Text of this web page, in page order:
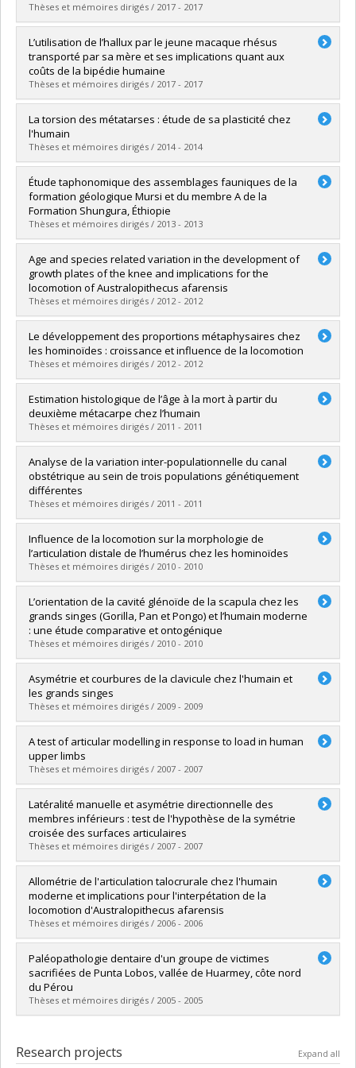
Grade :Ph. D.
Lien vers le document dans Papyrus
Thèses et mémoires dirigés / 2017 - 2017
Graduate :Borgel, Sarah
Cycle :Master's
Grade :M. Sc.
Lien vers le document dans Papyrus
L’utilisation de l’hallux par le jeune macaque rhésus
transporté par sa mère et ses implications quant aux
coûts de la bipédie humaine
Thèses et mémoires dirigés / 2017 - 2017
Graduate :Marcoz-Fellay, Cécile
Cycle :Master's
Grade :M. Sc.
Lien vers le document dans Papyrus
La torsion des métatarses : étude de sa plasticité chez
l'humain
Thèses et mémoires dirigés / 2014 - 2014
Graduate :Forgues-Marceau, Judith
Cycle :Master's
Grade :M. Sc.
Lien vers le document dans Papyrus
Étude taphonomique des assemblages fauniques de la
formation géologique Mursi et du membre A de la
Formation Shungura, Éthiopie
Thèses et mémoires dirigés / 2013 - 2013
Graduate :Dumouchel, Laurence
Cycle : Master's
Grade :M. Sc.
Lien vers le document dans Papyrus
Age and species related variation in the development of
growth plates of the knee and implications for the
locomotion of Australopithecus afarensis
Thèses et mémoires dirigés / 2012 - 2012
Graduate :Makarov, Sophie
Cycle :Master's
Grade :M. Sc.
Lien vers le document dans Papyrus
Le développement des proportions métaphysaires chez
les hominoïdes : croissance et influence de la locomotion
Thèses et mémoires dirigés / 2012 - 2012
Graduate :Puech, Marine
Cycle :Master's
Grade :M. Sc.
Lien vers le document dans Papyrus
Estimation histologique de l’âge à la mort à partir du
deuxième métacarpe chez l’humain
Thèses et mémoires dirigés / 2011 - 2011
Graduate :Raguin, Emeline
Cycle :Master's
Grade :M. Sc.
Lien vers le document dans Papyrus
Analyse de la variation inter-populationnelle du canal
obstétrique au sein de trois populations génétiquement
différentes
Thèses et mémoires dirigés / 2011 - 2011
Graduate :Singh, Rajit K.
Cycle :Master's
Grade :M. Sc.
Lien vers le document dans Papyrus
Influence de la locomotion sur la morphologie de
l’articulation distale de l’humérus chez les hominoïdes
Thèses et mémoires dirigés / 2010 - 2010
Graduate :Robert, Julie
Cycle :Master's
Grade :M. Sc.
Lien vers le document dans Papyrus
L’orientation de la cavité glénoïde de la scapula chez les
grands singes (Gorilla, Pan et Pongo) et l’humain moderne
: une étude comparative et ontogénique
Thèses et mémoires dirigés / 2010 - 2010
Graduate :Berthiaume, Marie-Christine
Cycle :Master's
Grade :M. Sc.
Lien vers le document dans Papyrus
Asymétrie et courbures de la clavicule chez l'humain et
les grands singes
Thèses et mémoires dirigés / 2009 - 2009
Graduate :Richer, Claude
Cycle :Master's
Grade :M. Sc.
Lien vers le document dans Papyrus
A test of articular modelling in response to load in human
upper limbs
Thèses et mémoires dirigés / 2007 - 2007
Graduate :Rabey, Karyne
Cycle :Master's
Grade : M. Sc.
Lien vers le document dans Papyrus
Latéralité manuelle et asymétrie directionnelle des
membres inférieurs : test de l'hypothèse de la symétrie
croisée des surfaces articulaires
Thèses et mémoires dirigés / 2007 - 2007
Graduate :Gloux, Sabrina Anne-France
Cycle :Master's
Grade :M. Sc.
Lien vers le document dans Papyrus
Allométrie de l'articulation talocrurale chez l'humain
moderne et implications pour l'interpétation de la
locomotion d'Australopithecus afarensis
Thèses et mémoires dirigés / 2006 - 2006
Graduate :Arshad, Sadia
Cycle :Master's
Grade :M. Sc.
Lien vers le document dans Papyrus
Paléopathologie dentaire d'un groupe de victimes
sacrifiées de Punta Lobos, vallée de Huarmey, côte nord
du Pérou
Thèses et mémoires dirigés / 2005 - 2005
Cycle :Master's
Grade :M. Sc.
Research projects Expand all